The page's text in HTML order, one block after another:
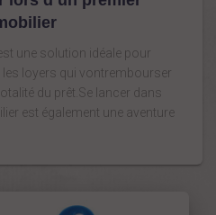
une solution idéale pour
les loyers qui vontrembourser
du prêt.Se lancer dans
est également une aventure